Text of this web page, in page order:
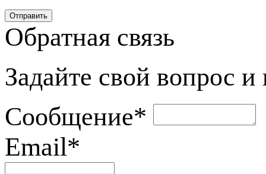
Обратная связь
Задайте свой вопрос
Сообщение*
Email*